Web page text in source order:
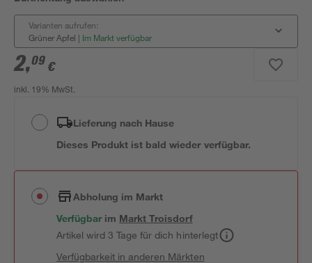
Varianten aufrufen:
Grüner Apfel | Im Markt verfügbar
2,09 €
inkl. 19% MwSt.
Lieferung nach Hause
Dieses Produkt ist bald wieder verfügbar.
Abholung im Markt
Verfügbar im MarktTroisdorf
Artikel wird 3 Tage für dich hinterlegt
Verfügbarkeit in anderen Märkten